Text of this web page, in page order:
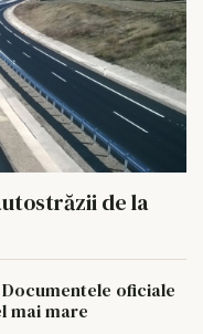
de la
oficiale
mai mare